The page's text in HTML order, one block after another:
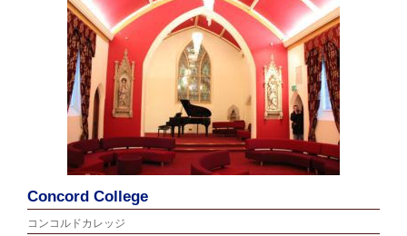
Concord College
コンコルドカレッジ